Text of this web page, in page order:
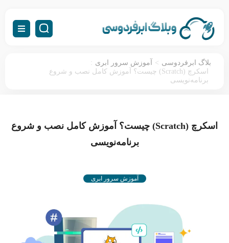
بلاگ ابرفردوسی > آموزش سرور ابری :
اسکرچ (Scratch) چیست؟ آموزش کامل نصب و شروع
برنامه‌نویسی
اسکرچ (Scratch) چیست؟ آموزش کامل نصب و شروع
برنامه‌نویسی
آموزش سرور ابری